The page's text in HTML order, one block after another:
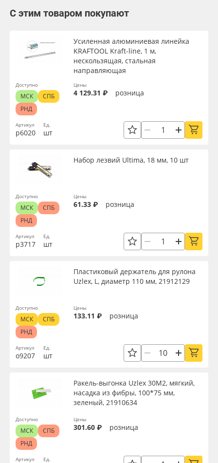
С этим товаром покупают
Артикул
р6020
Усиленная алюминиевая линейка
KRAFTOOL Kraft-line, 1 м,
нескользящая, стальная
направляющая
Ед.
шт
Цены
4 129.31 ₽ розница
Доступно
МСК
СПБ
РНД
Артикул
р3717
Набор лезвий Ultima, 18 мм, 10 шт
Ед.
шт
Цены
61.33 ₽ розница
Доступно
МСК
СПБ
РНД
Артикул
о9207
Пластиковый держатель для рулона
Uzlex, L, диаметр 110 мм, 21912129
Ед.
шт
Цены
133.11 ₽ розница
Доступно
МСК
СПБ
РНД
Артикул
Ракель-выгонка Uzlex 30М2, мягкий,
насадка из фибры, 100*75 мм,
зеленый, 21910634
Ед.
Цены
301.60 ₽ розница
Доступно
МСК
СПБ
РНД